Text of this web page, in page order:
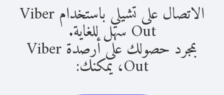
الاتصال على تشيلي باستخدام Viber
Out سهل للغاية.
بمجرد حصولك على أرصدة Viber
Out، يمكنك: